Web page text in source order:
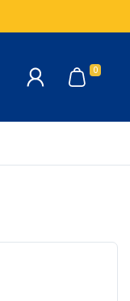
0